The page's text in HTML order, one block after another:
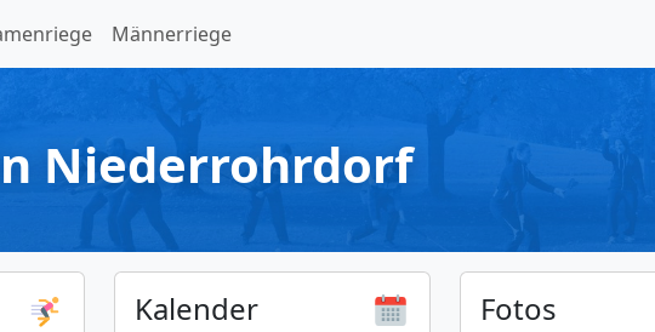
Männerriege
Niederrohrdorf
Kalender Fotos